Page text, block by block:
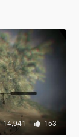
14,941 153